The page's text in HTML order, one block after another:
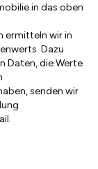
in das oben
ermitteln wir in
Dazu
Daten, die Werte
senden wir